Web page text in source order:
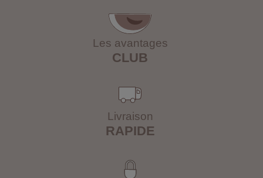
Les avantages
CLUB
Livraison
RAPIDE